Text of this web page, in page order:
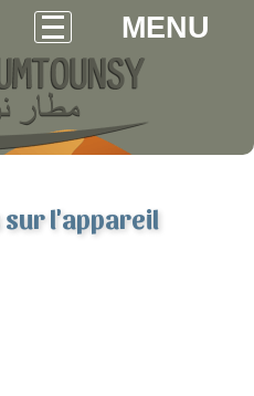
MENU
l'appareil